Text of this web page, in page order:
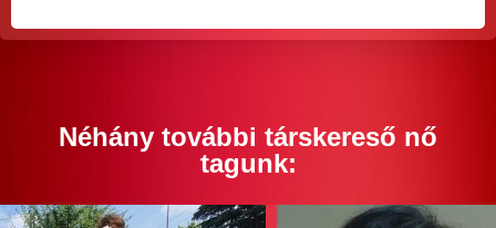
Néhány további társkereső nő
tagunk: